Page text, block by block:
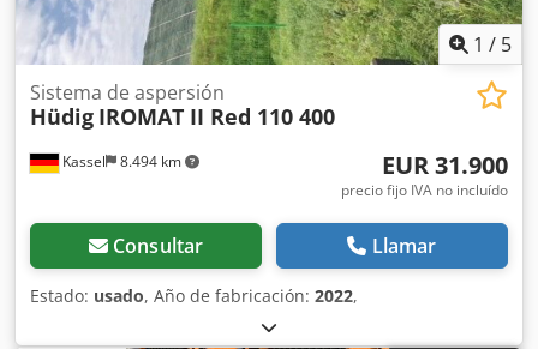
1 / 5
Kassel 8.494 km
Sistema de aspersión
Hüdig IROMAT II Red 110 400
EUR 31.900
precio fijo IVA no incluído
Consultar Llamar
Estado: usado, Año de fabricación: 2022,